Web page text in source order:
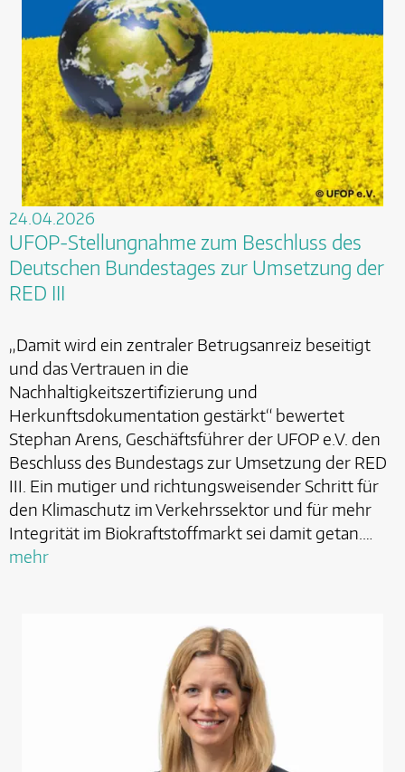
24.04.2026
UFOP-Stellungnahme zum Beschluss des
Deutschen Bundestages zur Umsetzung der
RED III
„Damit wird ein zentraler Betrugsanreiz beseitigt
und das Vertrauen in die
Nachhaltigkeitszertifizierung und
Herkunftsdokumentation gestärkt“ bewertet
Stephan Arens, Geschäftsführer der UFOP e.V. den
Beschluss des Bundestags zur Umsetzung der RED
III. Ein mutiger und richtungsweisender Schritt für
den Klimaschutz im Verkehrssektor und für mehr
Integrität im Biokraftstoffmarkt sei damit getan.…
mehr